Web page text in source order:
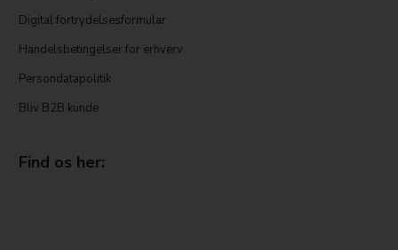
Digital fortrydelsesformular
Handelsbetingelser for erhverv
Persondatapolitik
Bliv B2B kunde
Find os her: